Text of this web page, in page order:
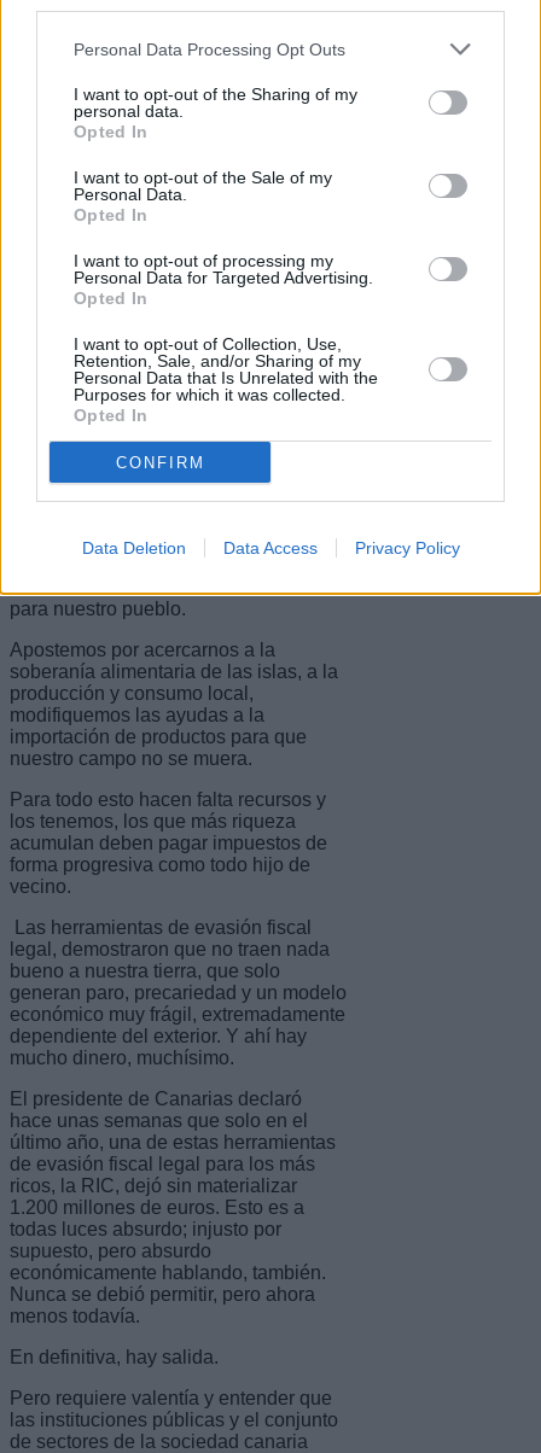
Personal Data Processing Opt Outs
I want to opt-out of the Sharing of my
personal data.
Opted In
I want to opt-out of the Sale of my
Personal Data.
Opted In
I want to opt-out of processing my
Personal Data for Targeted Advertising.
Opted In
I want to opt-out of Collection, Use,
Retention, Sale, and/or Sharing of my
Personal Data that Is Unrelated with the
Purposes for which it was collected.
Opted In
CONFIRM
Data Deletion Data Access Privacy Policy
industria en la generación de riqueza,
estamos a años luz del 20 por ciento
sobre el total del PIB que marcaba la
Unión Europea para este mismo año
Cojamos el tren de la digitalización y
robotización sin complejos. Apoyemos
público-privada la industria del
software, videojuegos, gestión de
datos, destinos inteligentes, etcétera.
sobra, infraestructuras y seguridad
jurídica para hacerlo.
Y por supuesto el sector primario, ya
nunca más se usará mago o maúro de
manera despectiva, ya sabemos que
cuando las cosas se ponen feas cada
finca plantada es un tesoro.
Cada persona que trabaja en el campo,
para nuestro pueblo.
Apostemos por acercarnos a la
soberanía alimentaria de las islas, a la
producción y consumo local,
modifiquemos las ayudas a la
importación de productos para que
nuestro campo no se muera.
Para todo esto hacen falta recursos y
los tenemos, los que más riqueza
acumulan deben pagar impuestos de
forma progresiva como todo hijo de
vecino.
Las herramientas de evasión fiscal
legal, demostraron que no traen nada
bueno a nuestra tierra, que solo
generan paro, precariedad y un modelo
económico muy frágil, extremadamente
dependiente del exterior. Y ahí hay
mucho dinero, muchísimo.
El presidente de Canarias declaró
hace unas semanas que solo en el
último año, una de estas herramientas
de evasión fiscal legal para los más
ricos, la RIC, dejó sin materializar
1.200 millones de euros. Esto es a
todas luces absurdo; injusto por
supuesto, pero absurdo
económicamente hablando, también.
Nunca se debió permitir, pero ahora
menos todavía.
En definitiva, hay salida.
Pero requiere valentía y entender que
las instituciones públicas y el conjunto
de sectores de la sociedad canaria